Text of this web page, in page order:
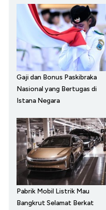
Gaji dan Bonus Paskibraka
Nasional yang Bertugas di
Istana Negara
Pabrik Mobil Listrik Mau
Bangkrut Selamat Berkat